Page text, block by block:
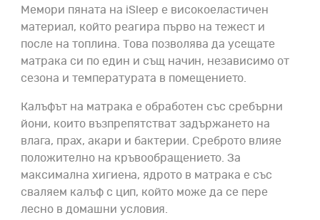
Мемори пяната на iSleep е високоеластичен
материал, който реагира първо на тежест и
после на топлина. Това позволява да усещате
матрака си по един и същ начин, независимо от
сезона и температурата в помещението.
Калъфът на матрака е обработен със сребърни
йони, които възпрепятстват задържането на
влага, прах, акари и бактерии. Среброто влияе
положително на кръвообращението. За
максимална хигиена, ядрото в матрака е със
сваляем калъф с цип, който може да се пере
лесно в домашни условия.